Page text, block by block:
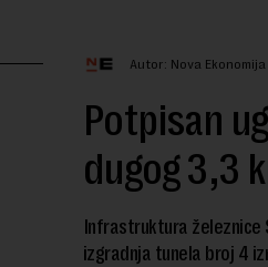
Autor: Nova Ekonomija
Potpisan
dugog 3,3
Infrastruktura
izgradnja tunela broj 4